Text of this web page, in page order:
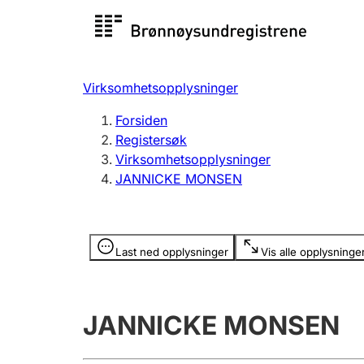
Registersøk
Registrere, endre, slette
Virksomhetsopplysninger
Forsiden
Registersøk
Virksomhetsopplysninger
JANNICKE MONSEN
Last ned opplysninger Vis alle
Opplysninger er skjult
JANNICKE MONSEN